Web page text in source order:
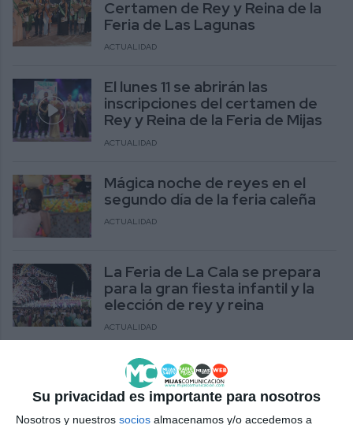
Su privacidad es importante para nosotros
Nosotros y nuestros socios almacenamos y/o accedemos a
Certamen de Rey y Reina de la
Feria de Las Lagunas
ACTUALIDAD
El lunes 11 se abrirán las
inscripciones del certamen de
Rey y Reina de la Feria de Mijas
ACTUALIDAD
Mágica noche de reyes en el
segundo día de la feria caleña
ACTUALIDAD
La Feria de La Cala se prepara
para la gran fiesta infantil y la
elección de rey y reina
ACTUALIDAD
El sábado abre el plazo de
inscripción del certamen de rey
y reina de la Feria de La Cala
ACTUALIDAD